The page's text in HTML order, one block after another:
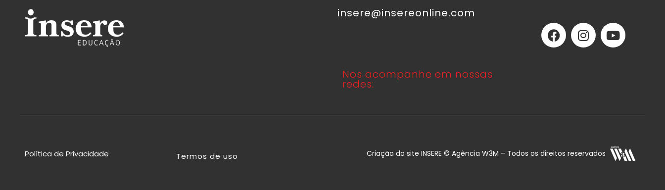
insere@insereonline.com
Nos acompanhe em nossas
redes:
Política de Privacidade Termos de uso Criação do site INSERE © Agência W3M – Todos os direitos reservados